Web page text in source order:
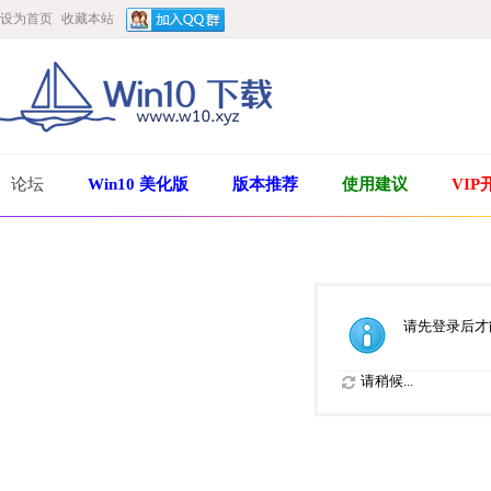
设为首页 收藏本站
论坛 Win10 美化版 版本推荐 使用建议 VIP
请先登录后
请稍候...